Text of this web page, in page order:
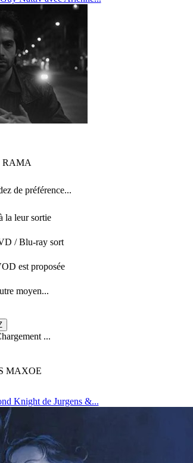
RAMA
de préférence...
la leur sortie
/ Blu-ray sort
est proposée
moyen...
...
MAXOE
Knight de Jurgens &...